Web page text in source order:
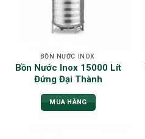
BỒN NƯỚC INOX
Bồn Nước Inox 15000 Lít
Đứng Đại Thành
MUA HÀNG